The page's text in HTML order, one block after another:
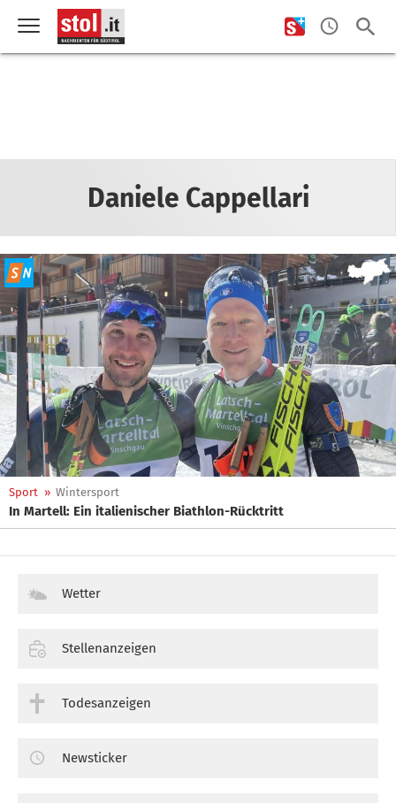
Daniele Cappellari
Sport » Wintersport
In Martell: Ein italienischer Biathlon-Rücktritt
Wetter
Stellenanzeigen
Todesanzeigen
Newsticker